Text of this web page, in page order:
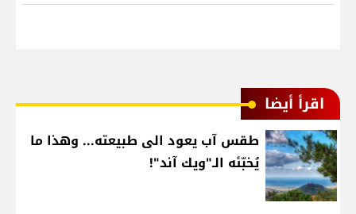
اقرأ أيضا
طقس آب يعود الى طبيعته... وهذا ما
يُخبّئه الـ"ويك آند"!